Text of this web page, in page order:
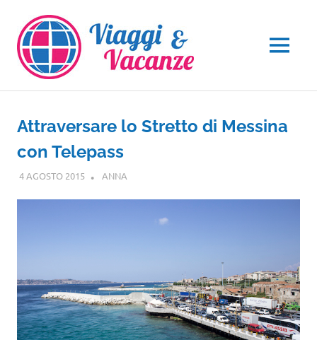
contenuto
MENU
Attraversare lo Stretto di Messina
con Telepass
4 AGOSTO 2015 ANNA